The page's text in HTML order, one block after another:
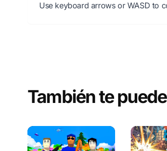
Use keyboard arrows or WASD to
También te